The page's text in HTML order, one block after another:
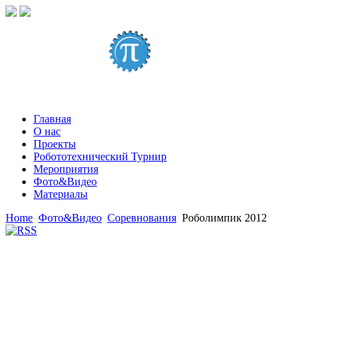
Главная
О нас
Проекты
Робототехнический Турнир
Мероприятия
Фото&Видео
Материалы
Home Фото&Видео Соревнования Роболимпик 2012